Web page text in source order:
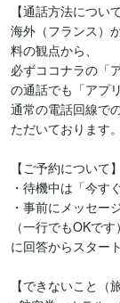
【通話方法につい
海外（フランス）
料の観点から、
必ずココナラの「
の通話でも「アプ
通常の電話回線で
ただいております。
【ご予約について】
・待機中は「今す
・事前にメッセー
（一行でもOKで
に回答からスター
【できないこと（